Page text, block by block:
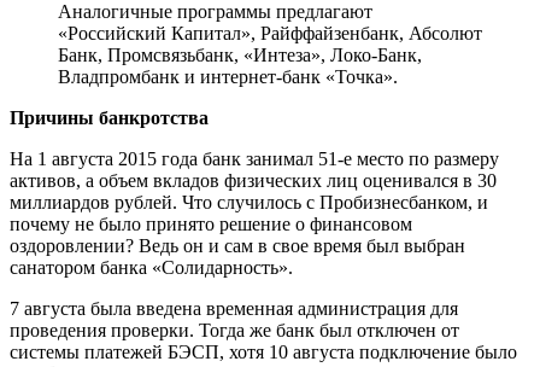
Аналогичные программы предлагают
«Российский Капитал», Райффайзенбанк, Абсолют
Банк, Промсвязьбанк, «Интеза», Локо-Банк,
Владпромбанк и интернет-банк «Точка».
Причины банкротства
На 1 августа 2015 года банк занимал 51-е место по размеру
активов, а объем вкладов физических лиц оценивался в 30
миллиардов рублей. Что случилось с Пробизнесбанком, и
почему не было принято решение о финансовом
оздоровлении? Ведь он и сам в свое время был выбран
санатором банка «Солидарность».
7 августа была введена временная администрация для
проведения проверки. Тогда же банк был отключен от
системы платежей БЭСП, хотя 10 августа подключение было